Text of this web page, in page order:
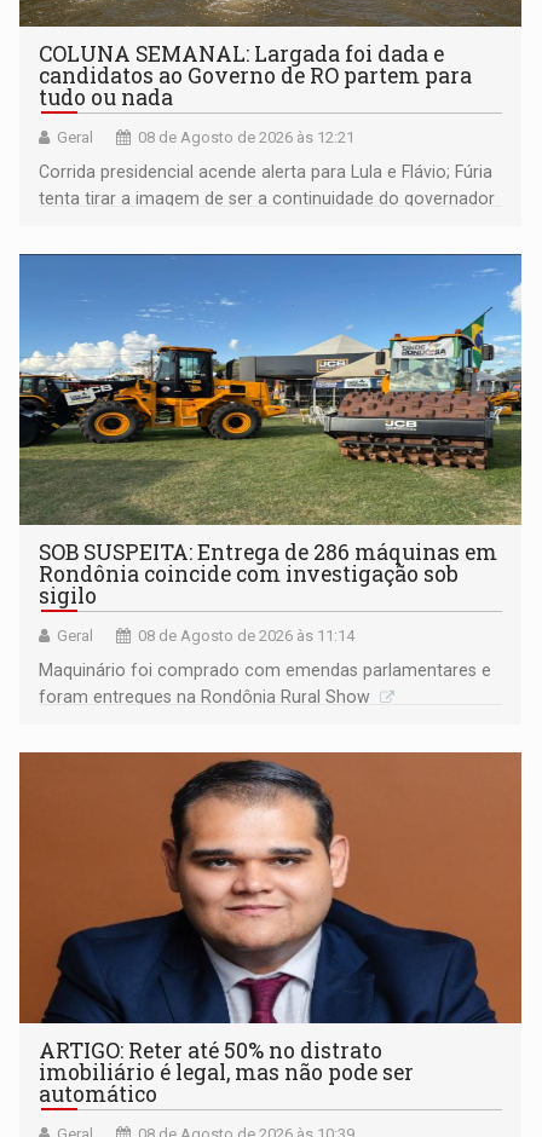
COLUNA SEMANAL: Largada foi dada e
candidatos ao Governo de RO partem para
tudo ou nada
Geral 08 de Agosto de 2026 às 12:21
Corrida presidencial acende alerta para Lula e Flávio; Fúria
tenta tirar a imagem de ser a continuidade do governador
não ter entrado no modo eleição; ABAV faz evento em
SOB SUSPEITA: Entrega de 286 máquinas em
Rondônia coincide com investigação sob
sigilo
Geral 08 de Agosto de 2026 às 11:14
Maquinário foi comprado com emendas parlamentares e
foram entregues na Rondônia Rural Show
ARTIGO: Reter até 50% no distrato
imobiliário é legal, mas não pode ser
automático